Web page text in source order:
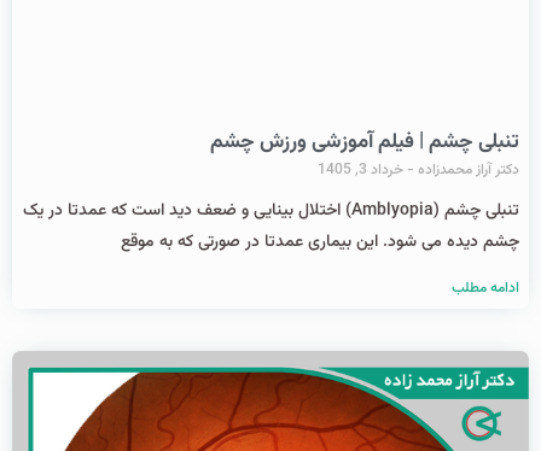
تنبلی چشم | فیلم آموزشی ورزش چشم
دکتر آراز محمدزاده خرداد 3, 1405
تنبلی چشم (Amblyopia) اختلال بینایی و ضعف دید است که عمدتا در یک
چشم دیده می شود. این بیماری عمدتا در صورتی که به موقع
ادامه مطلب